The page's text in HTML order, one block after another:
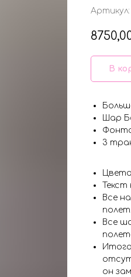
Артикул:
В
Шар
3
Все
полет.
Все
он